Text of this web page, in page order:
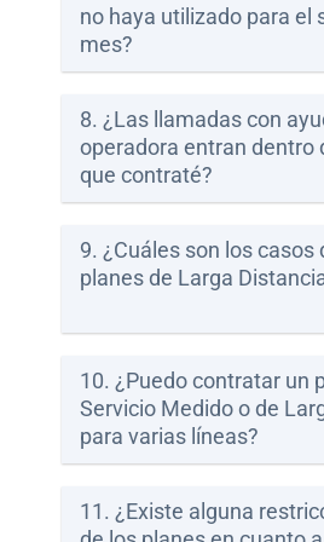
no haya utilizado para el
mes?
8. ¿Las llamadas con
operadora entran dentro
que contraté?
9. ¿Cuáles son los casos
planes de Larga
10. ¿Puedo contratar un
Servicio Medido o de
para varias líneas?
11. ¿Existe alguna